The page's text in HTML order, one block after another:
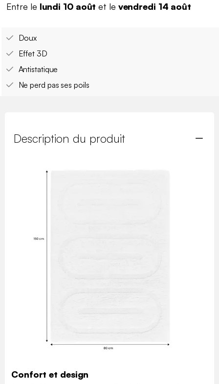
Entre le lundi 10 août et le vendredi 14 août
Doux
Effet 3D
Antistatique
Ne perd pas ses poils
Description du produit
Confort et design